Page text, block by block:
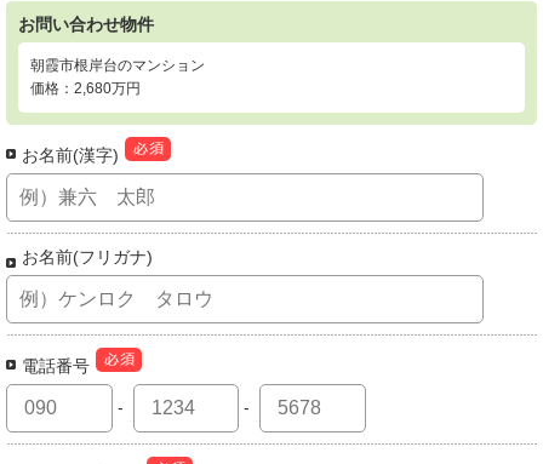
お問い合わせ物件
朝霞市根岸台のマンション
価格：2,680万円
お名前(漢字)
お名前(フリガナ)
電話番号
- -